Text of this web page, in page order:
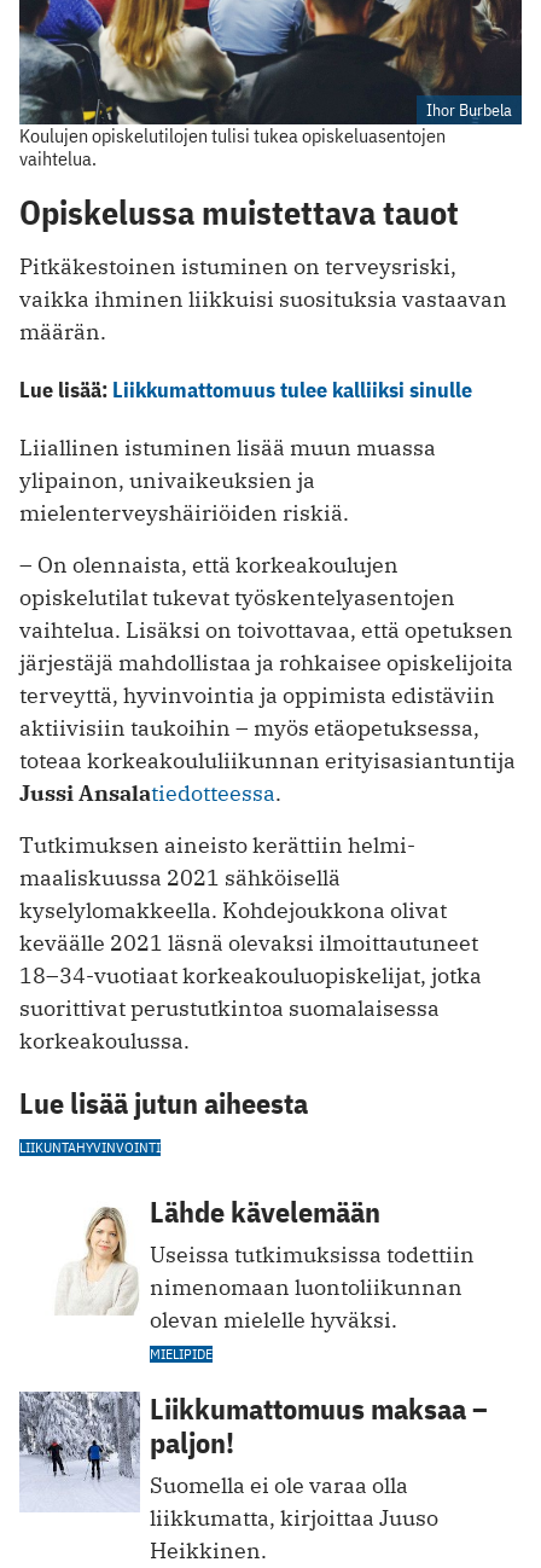
Ihor Burbela
Koulujen opiskelutilojen tulisi tukea opiskeluasentojen
vaihtelua.
Opiskelussa muistettava tauot
Pitkäkestoinen istuminen on terveysriski,
vaikka ihminen liikkuisi suosituksia vastaavan
määrän.
Lue lisää: Liikkumattomuus tulee kalliiksi sinulle
Liiallinen istuminen lisää muun muassa
ylipainon, univaikeuksien ja
mielenterveyshäiriöiden riskiä.
– On olennaista, että korkeakoulujen
opiskelutilat tukevat työskentelyasentojen
vaihtelua. Lisäksi on toivottavaa, että opetuksen
järjestäjä mahdollistaa ja rohkaisee opiskelijoita
terveyttä, hyvinvointia ja oppimista edistäviin
aktiivisiin taukoihin – myös etäopetuksessa,
toteaa korkeakoululiikunnan erityisasiantuntija
Jussi Ansalatiedotteessa.
Tutkimuksen aineisto kerättiin helmi-
maaliskuussa 2021 sähköisellä
kyselylomakkeella. Kohdejoukkona olivat
keväälle 2021 läsnä olevaksi ilmoittautuneet
18–34-vuotiaat korkeakouluopiskelijat, jotka
suorittivat perustutkintoa suomalaisessa
korkeakoulussa.
Lue lisää jutun aiheesta
LIIKUNTAHYVINVOINTI
Lähde kävelemään
Useissa tutkimuksissa todettiin
nimenomaan luontoliikunnan
olevan mielelle hyväksi.
MIELIPIDE
Liikkumattomuus maksaa –
paljon!
Suomella ei ole varaa olla
liikkumatta, kirjoittaa Juuso
Heikkinen.